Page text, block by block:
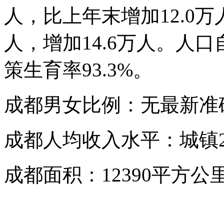
人，比上年末增加12.0
人，增加14.6万人。人
策生育率93.3%。
成都男女比例：无最新
成都人均收入水平：城镇
成都面积：12390平方公